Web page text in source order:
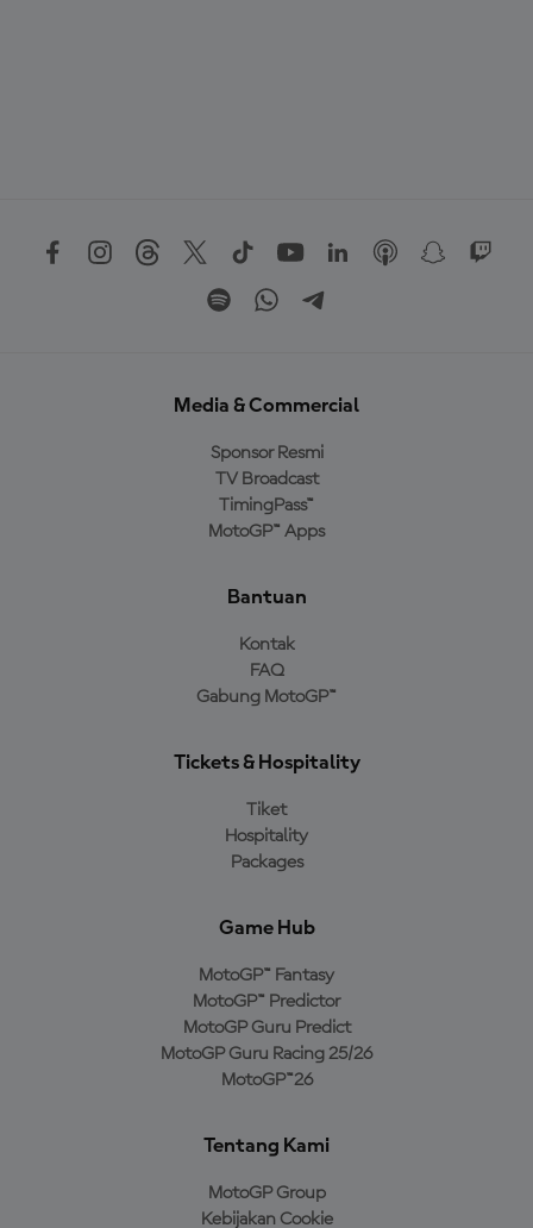
Media & Commercial
Sponsor Resmi
TV Broadcast
TimingPass™
MotoGP™ Apps
Bantuan
Kontak
FAQ
Gabung MotoGP™
Tickets & Hospitality
Tiket
Hospitality
Packages
Game Hub
MotoGP™ Fantasy
MotoGP™ Predictor
MotoGP Guru Predict
MotoGP Guru Racing 25/26
MotoGP™26
Tentang Kami
MotoGP Group
Kebijakan Cookie